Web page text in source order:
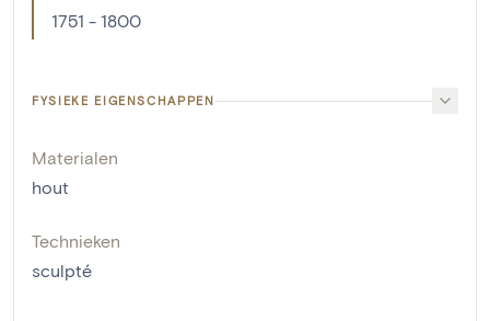
1751 - 1800
FYSIEKE EIGENSCHAPPEN
Materialen
hout
Technieken
sculpté